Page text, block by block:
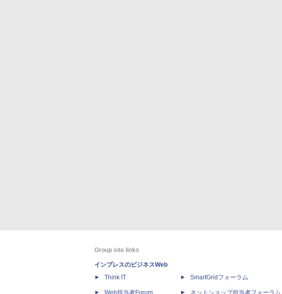
Group site links
インプレスのビジネスWeb
Think IT
Web担当者Forum
SmartGridフォーラム
ネットショップ担当者フォーラム